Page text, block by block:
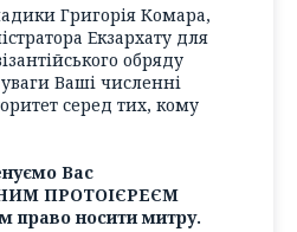
Григорія Комара,
Екзархату для
обряду
Ваші численні
серед тих, кому
Вас
ПРОТОІЄРЕЄМ
право носити митру.